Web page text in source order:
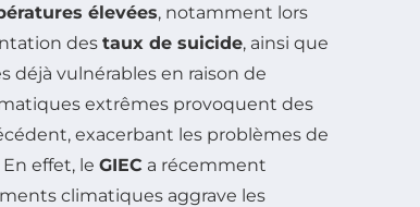
élevées, notamment lors
des taux de suicide, ainsi que
déjà vulnérables en raison de
extrêmes provoquent des
exacerbant les problèmes de
effet, le GIEC a récemment
climatiques aggrave les